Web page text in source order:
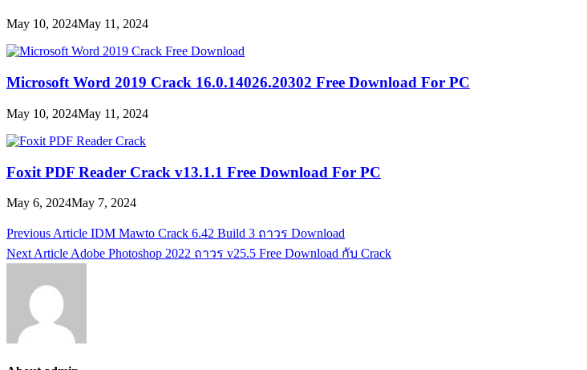
May 10, 2024May 11, 2024
Microsoft Word 2019 Crack 16.0.14026.20302 Free Download For PC
May 10, 2024May 11, 2024
Foxit PDF Reader Crack v13.1.1 Free Download For PC
May 6, 2024May 7, 2024
Post
navigation
Previous Article IDM Mawto Crack 6.42 Build 3 ถาวร Download
Next Article Adobe Photoshop 2022 ถาวร v25.5 Free Download กับ Crack